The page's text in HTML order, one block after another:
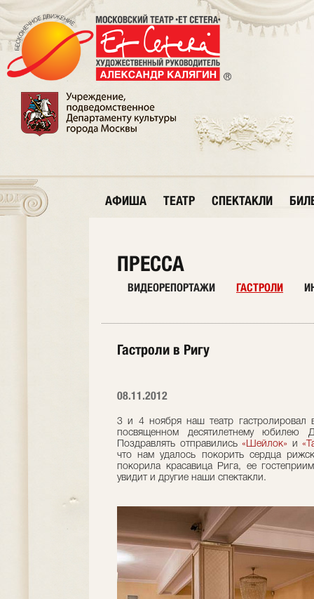
АФИША ТЕАТР СПЕКТАКЛИ
ПРЕССА
ВИДЕОРЕПОРТАЖИ ГАСТРОЛИ
Гастроли в Ригу
08.11.2012
3 и 4 ноября наш театр гастролировал
посвященном десятилетнему юбилею
Поздравлять отправились«Шейлок» и
что нам удалось покорить сердца
покорила красавица Рига, ее
увидит и другие наши спектакли.